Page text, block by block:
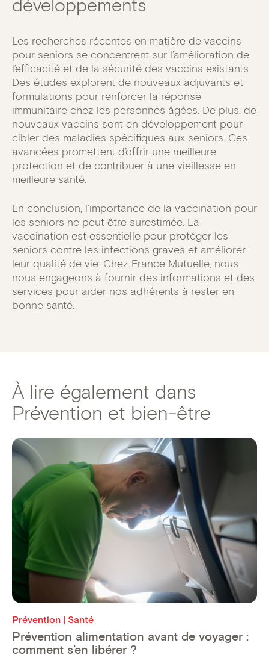
développements
Les recherches récentes en matière de vaccins
pour seniors se concentrent sur l’amélioration de
l’efficacité et de la sécurité des vaccins existants.
Des études explorent de nouveaux adjuvants et
formulations pour renforcer la réponse
immunitaire chez les personnes âgées. De plus, de
nouveaux vaccins sont en développement pour
cibler des maladies spécifiques aux seniors. Ces
avancées promettent d’offrir une meilleure
protection et de contribuer à une vieillesse en
meilleure santé.
En conclusion, l’importance de la vaccination pour
les seniors ne peut être surestimée. La
vaccination est essentielle pour protéger les
seniors contre les infections graves et améliorer
leur qualité de vie. Chez France Mutuelle, nous
nous engageons à fournir des informations et des
services pour aider nos adhérents à rester en
bonne santé.
À lire également dans
Prévention et bien-être
Prévention | Santé
Prévention alimentation avant de voyager :
comment s’en libérer ?